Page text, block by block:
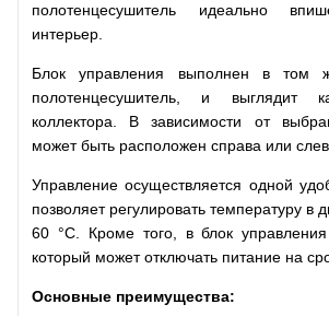
полотенцесушитель идеально
интерьер.
Блок управления выполнен в том
полотенцесушитель, и выглядит
коллектора. В зависимости от
может быть расположен справа или
Управление осуществляется одной
позволяет регулировать температуру в
60 °C. Кроме того, в блок управления
который может отключать питание на
Основные преимущества: